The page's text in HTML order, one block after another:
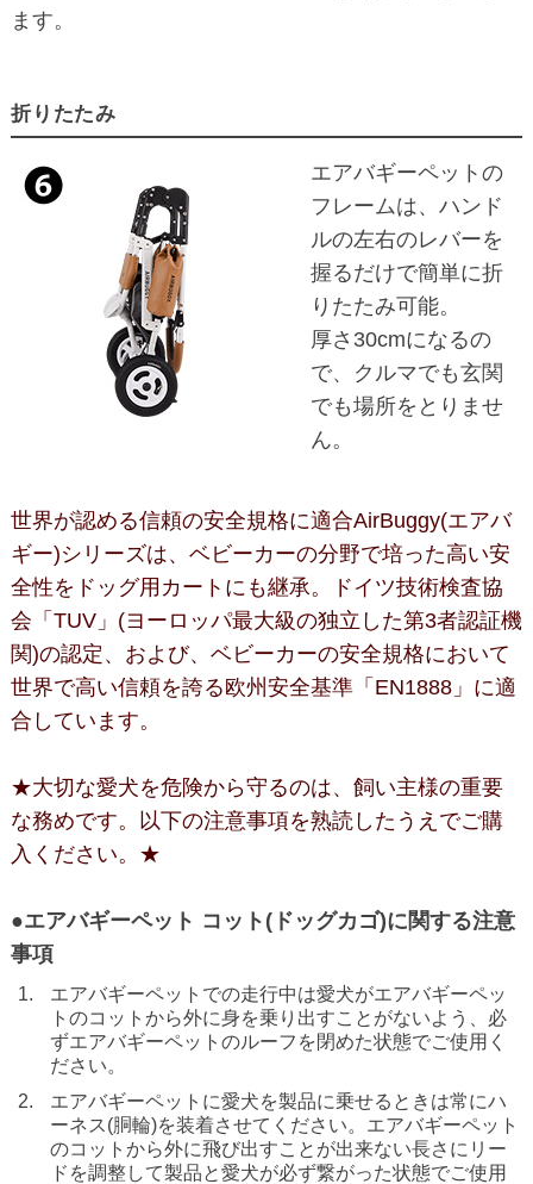
ます。
折りたたみ
エアバギーペットの
フレームは、ハンド
ルの左右のレバーを
握るだけで簡単に折
りたたみ可能。
厚さ30cmになるの
で、クルマでも玄関
でも場所をとりませ
ん。
世界が認める信頼の安全規格に適合AirBuggy(エアバ
ギー)シリーズは、ベビーカーの分野で培った高い安
全性をドッグ用カートにも継承。ドイツ技術検査協
会「TUV」(ヨーロッパ最大級の独立した第3者認証機
関)の認定、および、ベビーカーの安全規格において
世界で高い信頼を誇る欧州安全基準「EN1888」に適
合しています。
★大切な愛犬を危険から守るのは、飼い主様の重要
な務めです。以下の注意事項を熟読したうえでご購
入ください。★
●エアバギーペット コット(ドッグカゴ)に関する注意
事項
エアバギーペットでの走行中は愛犬がエアバギーペッ
トのコットから外に身を乗り出すことがないよう、必
ずエアバギーペットのルーフを閉めた状態でご使用く
ださい。
エアバギーペットに愛犬を製品に乗せるときは常にハ
ーネス(胴輪)を装着させてください。エアバギーペット
のコットから外に飛び出すことが出来ない長さにリー
ドを調整して製品と愛犬が必ず繋がった状態でご使用